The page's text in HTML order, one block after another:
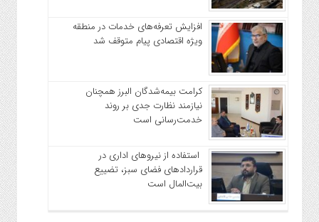
افزایش تعرفه‌های خدمات در منطقه
ویژه اقتصادی پیام متوقف شد
کرامت بیمه‌شدگان البرز همچنان
نیازمند نظارت جدی بر روند
خدمت‌رسانی است
استفاده از نیروهای اداری در
قراردادهای فضای سبز، تضییع
بیت‌المال است